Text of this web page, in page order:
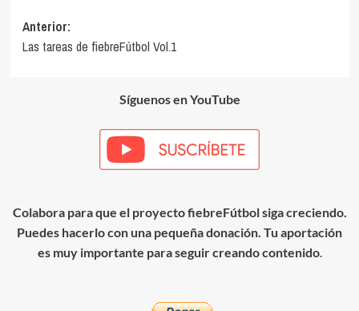
Navegación
de
Anterior:
Las tareas de fiebreFútbol Vol.1
Síguenos en YouTube
Colabora para que el proyecto fiebreFútbol siga creciendo.
Puedes hacerlo con una pequeña donación. Tu aportación
es muy importante para seguir creando contenido.